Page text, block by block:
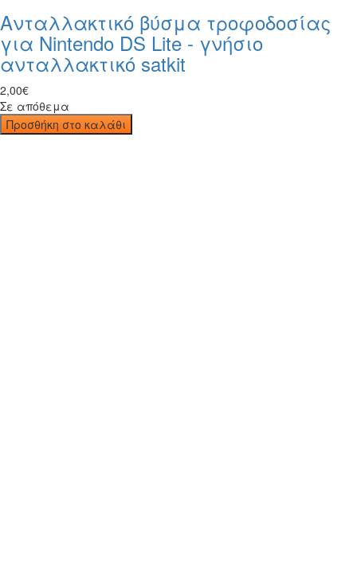
Ανταλλακτικό βύσμα τροφοδοσίας
για Nintendo DS Lite - γνήσιο
ανταλλακτικό satkit
2,00€
Σε απόθεμα
Προσθήκη στο καλάθι